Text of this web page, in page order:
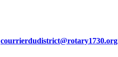
courrierdudistrict@rotary1730.org